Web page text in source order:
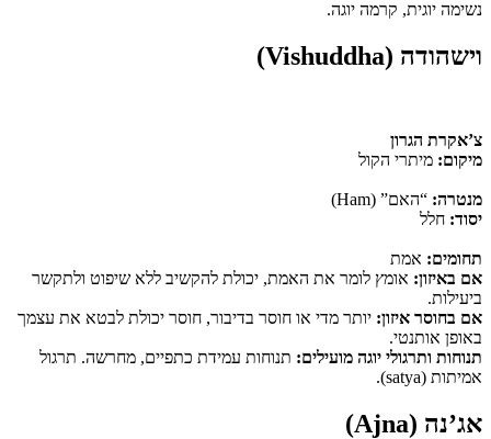
נשימה יוגית, קרמה יוגה.
וישהודה (Vishuddha)
צ’אקרת הגרון
מיקום: מיתרי הקול
מנטרה: “האם” (Ham)
יסוד: חלל
תחומים: אמת
אם באיזון: אומץ לומר את האמת, יכולת להקשיב ללא שיפוט ולתקשר
ביעילות.
אם בחוסר איזון: יותר מדי או חוסר בדיבור, חוסר יכולת לבטא את עצמך
באופן אותנטי.
תנוחות ותרגולי יוגה מועילים: תנוחות עמידת כתפיים, מחרשה. תרגול
אמיתות (satya).
אג’נה (Ajna)